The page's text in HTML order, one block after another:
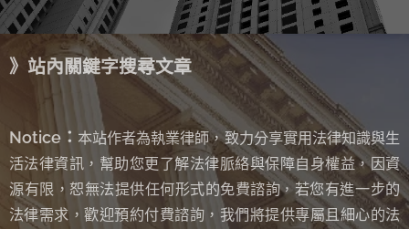
》站內關鍵字搜尋文章
Notice： 本站作者為執業律師，致力分享實用法律知識與生
活法律資訊，幫助您更了解法律脈絡與保障自身權益，因資
源有限，恕無法提供任何形式的免費諮詢， 若您有進一步的
法律需求，歡迎預約付費諮詢，我們將提供專屬且細心的法